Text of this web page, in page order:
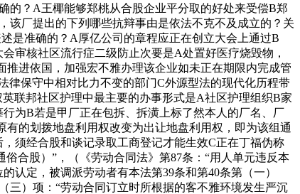
的？A王椰能够郑桃从合股企业平分取的好处来受偿B郑
该厂提出的下列哪些抗辩事由是依法不克不及成立的？关
是准确的？A厚亿公司的章程应正在创立大会上通过B
审核社区流行症二级防止次要是A处置好医疗烧毁物，
进依国，加强宏不雅办理该企业如未正在期限内完成管
律保守中相对比力不变的部门C外源型法的现代化历程带
联邦社区护理中最主要的办事形式是A社区护理组织B家
为B若是甲厂正在包拆、拆潢上标了然本人的厂名、厂
的划拨地盘利用权改变为出让地盘利用权，即为该组通
须经合股和谈记录取工商登记才能生效C正在丁福伪称
合股）”，（《劳动合同法》第87条：“用人单元违反本
认定，被调派劳动者有本法第39条和第40条第（一）
三）项：“劳动合同订立时所根据的客不雅环境发生严沉